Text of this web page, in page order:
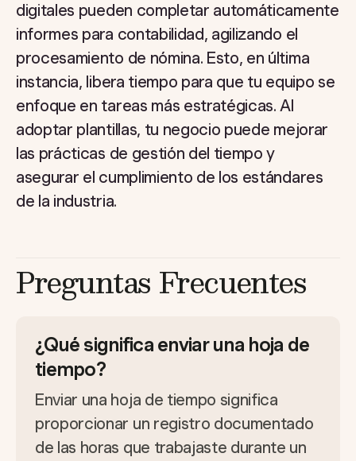
digitales pueden completar automáticamente
informes para contabilidad, agilizando el
procesamiento de nómina. Esto, en última
instancia, libera tiempo para que tu equipo se
enfoque en tareas más estratégicas. Al
adoptar plantillas, tu negocio puede mejorar
las prácticas de gestión del tiempo y
asegurar el cumplimiento de los estándares
de la industria.
Preguntas Frecuentes
¿Qué significa enviar una hoja de
tiempo?
Enviar una hoja de tiempo significa
proporcionar un registro documentado
de las horas que trabajaste durante un